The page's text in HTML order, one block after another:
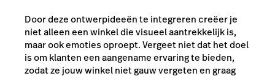
Door deze ontwerpideeën te integreren creëer je
niet alleen een winkel die visueel aantrekkelijk is,
maar ook emoties oproept. Vergeet niet dat het doel
is om klanten een aangename ervaring te bieden,
zodat ze jouw winkel niet gauw vergeten en graag